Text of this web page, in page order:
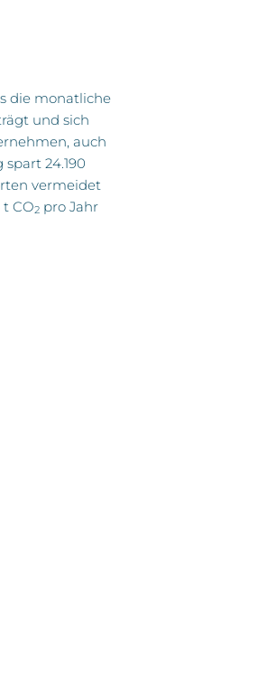
die monatliche
und sich
auch
24.190
vermeidet
CO2 pro Jahr